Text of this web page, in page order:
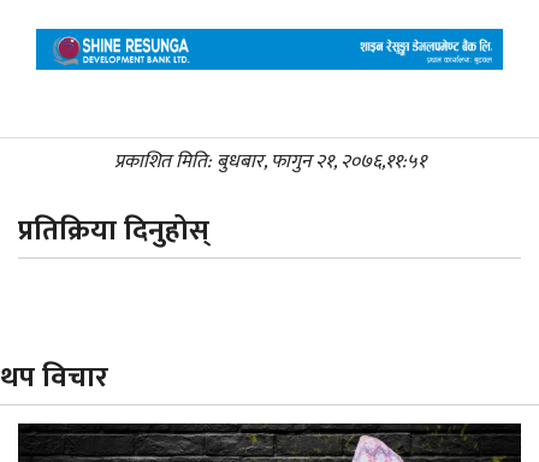
प्रकाशित मिति: बुधबार, फागुन २१, २०७६,११:५१
प्रतिक्रिया दिनुहोस्
थप विचार